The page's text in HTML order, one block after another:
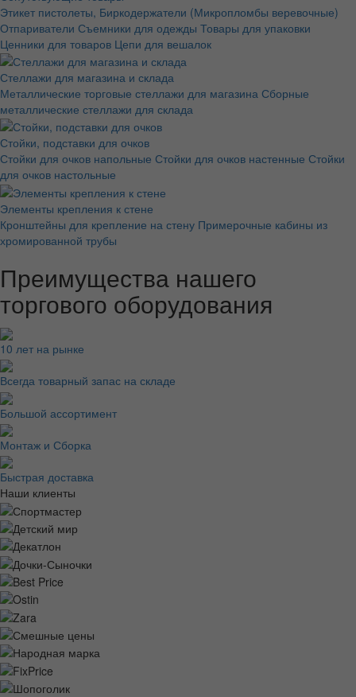
Этикет пистолеты, Биркодержатели (Микропломбы веревочные)
Отпариватели Съемники для одежды Товары для упаковки
Ценники для товаров Цепи для вешалок
Стеллажи для магазина и склада
Металлические торговые стеллажи для магазина Сборные
металлические стеллажи для склада
Стойки, подставки для очков
Стойки для очков напольные Стойки для очков настенные Стойки
для очков настольные
Элементы крепления к стене
Кронштейны для крепление на стену Примерочные кабины из
хромированной трубы
Преимущества нашего
торгового оборудования
10 лет на рынке
Всегда товарный запас на складе
Большой ассортимент
Монтаж и Сборка
Быстрая доставка
Наши клиенты